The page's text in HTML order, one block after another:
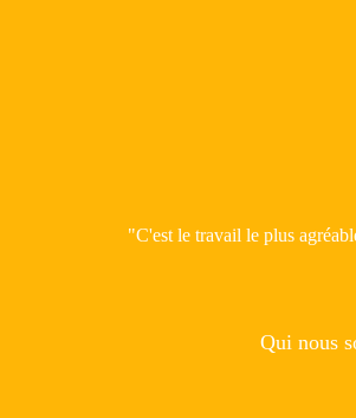
"C'est le travail le plus
Qui nous